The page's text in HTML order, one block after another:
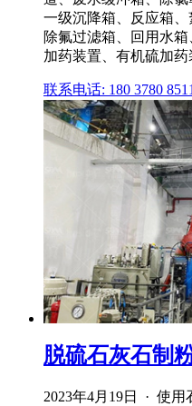
一级沉降箱、反应箱、
除氟过滤箱、回用水
加药装置、有机硫加
联系电话: 180 3780 8511
脱硫石灰石制
2023年4月19日 · 使